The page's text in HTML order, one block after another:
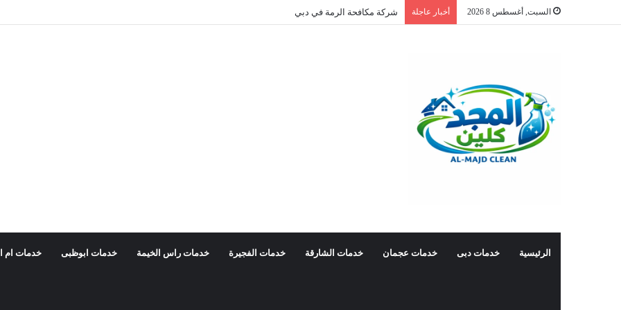
السبت, أغسطس 8 2026 أخبار عاجلة شركة مكافحة الرمة في دبي
الرئيسية خدمات دبى خدمات عجمان خدمات الشارقة خدمات الفجيرة خدمات راس الخيمة خدمات ابوظبى خدمات ام